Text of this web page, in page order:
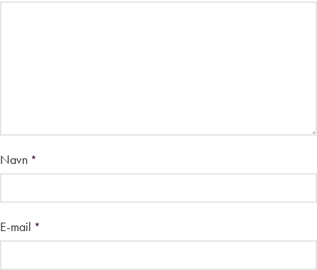
Navn *
E-mail *